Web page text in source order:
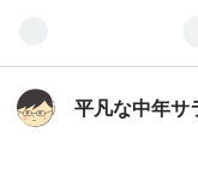
平凡な中年サ